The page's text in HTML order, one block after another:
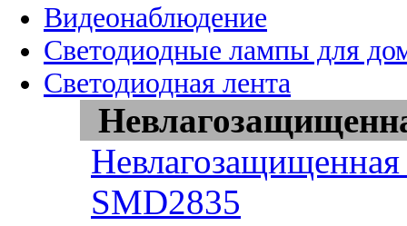
Видеонаблюдение
Светодиодные лампы для
Светодиодная лента
Невлагозащищенная
SMD2835